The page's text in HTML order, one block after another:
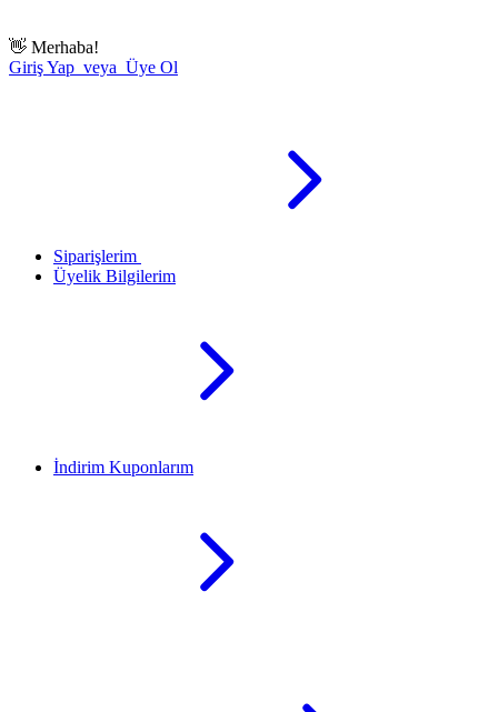
👋 Merhaba!
Giriş Yap veya Üye Ol
Siparişlerim
Üyelik Bilgilerim
İndirim Kuponlarım